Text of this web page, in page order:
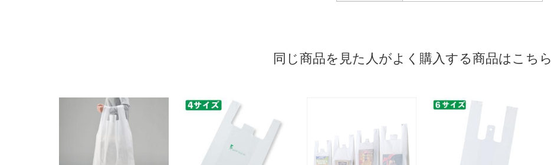
同じ商品を見た人がよく購入する商品はこちら